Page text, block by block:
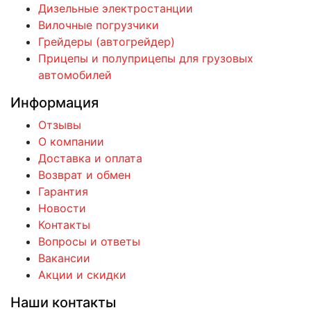
Дизельные электростанции
Вилочные погрузчики
Грейдеры (автогрейдер)
Прицепы и полуприцепы для грузовых
автомобилей
Информация
Отзывы
О компании
Доставка и оплата
Возврат и обмен
Гарантия
Новости
Контакты
Вопросы и ответы
Вакансии
Акции и скидки
Наши контакты